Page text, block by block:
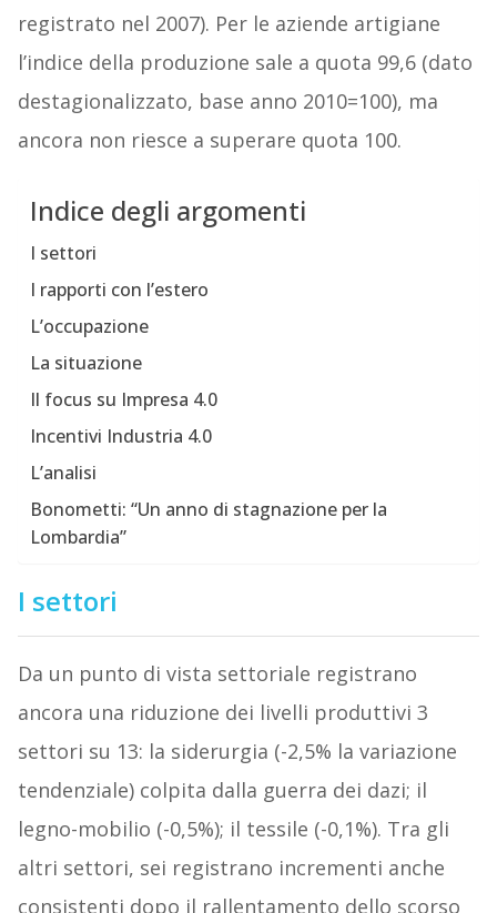
registrato nel 2007). Per le aziende artigiane
l’indice della produzione sale a quota 99,6 (dato
destagionalizzato, base anno 2010=100), ma
ancora non riesce a superare quota 100.
Indice degli argomenti
I settori
I rapporti con l’estero
L’occupazione
La situazione
Il focus su Impresa 4.0
Incentivi Industria 4.0
L’analisi
Bonometti: “Un anno di stagnazione per la
Lombardia”
I settori
Da un punto di vista settoriale registrano
ancora una riduzione dei livelli produttivi 3
settori su 13: la siderurgia (-2,5% la variazione
tendenziale) colpita dalla guerra dei dazi; il
legno-mobilio (-0,5%); il tessile (-0,1%). Tra gli
altri settori, sei registrano incrementi anche
consistenti dopo il rallentamento dello scorso